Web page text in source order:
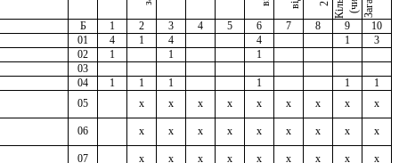
Б 1 2 3 4 5 6 7 8 9
10
01 4 1 4 4 1
3
02 1 1
1
03
04 1 1 1 1 1
1
05 x x x x x x x x
x
06 x x x x x x x x
x
07 x x x x x x x x
x